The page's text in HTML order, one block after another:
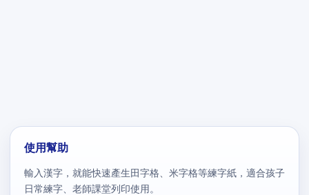
使用幫助
輸入漢字，就能快速產生田字格、米字格等練字紙，適合孩子
日常練字、老師課堂列印使用。